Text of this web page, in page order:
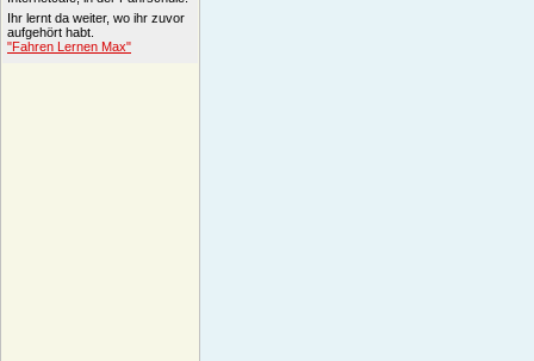
Ihr lernt da weiter, wo ihr zuvor
aufgehört habt.
"Fahren Lernen Max"